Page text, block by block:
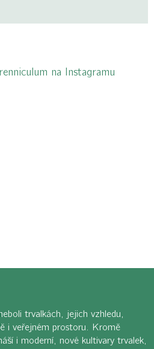
na Instagramu
trvalkách, jejich vzhledu,
i veřejném prostoru. Kromě
i moderní, nové kultivary trvalek,